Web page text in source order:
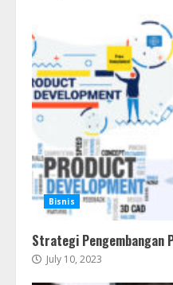
Bisnis
Strategi Pengembangan
July 10, 2023